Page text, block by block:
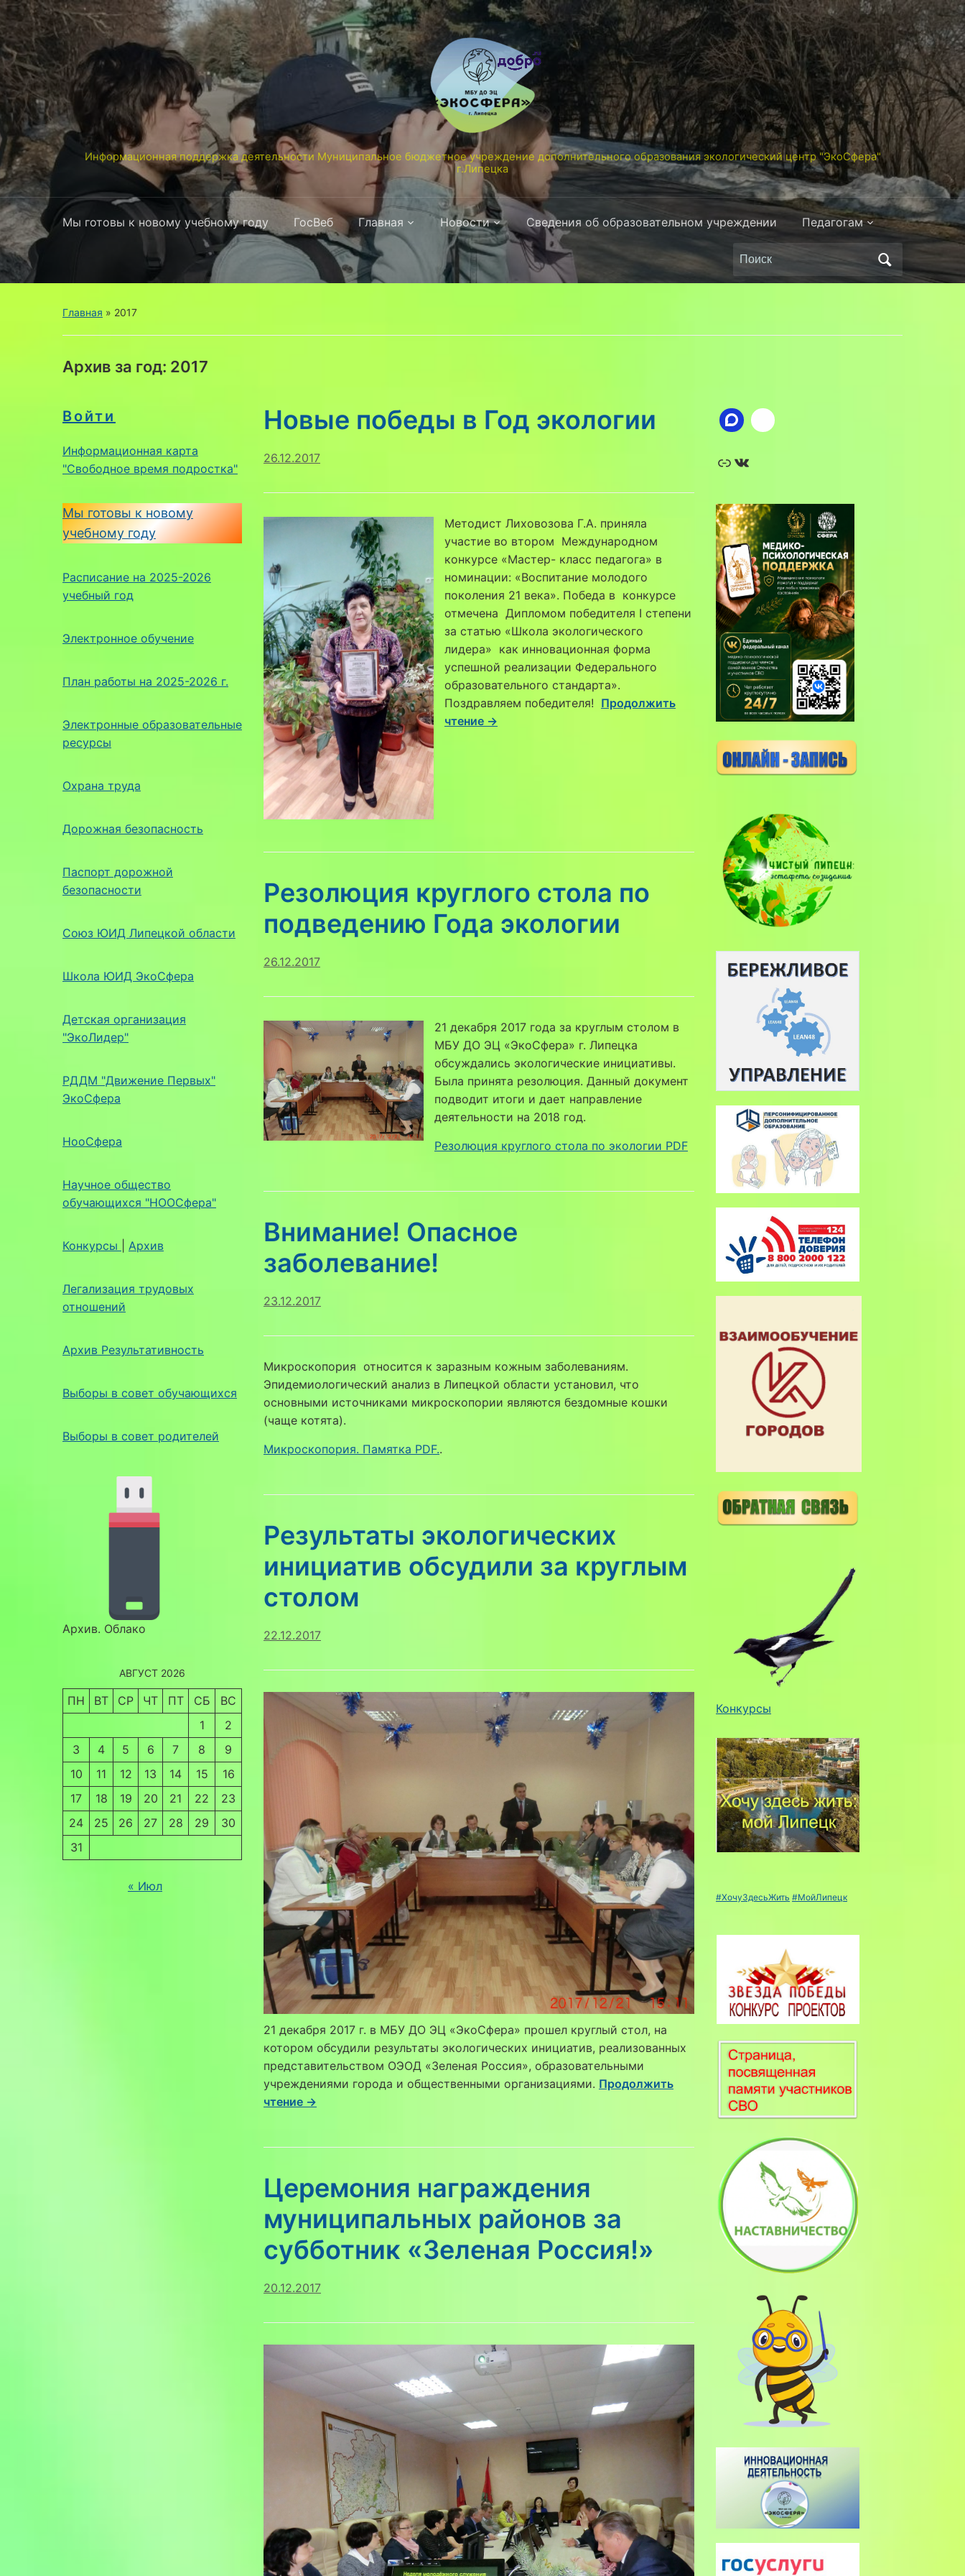
Информационная поддержка деятельности Муниципальное бюджетное учреждение дополнительного образования экологический центр "ЭкоСфера"
г.Липецка
Мы готовы к новому учебному году ГосВеб Главная Новости Сведения об образовательном учреждении Педагогам
Поиск
по:
Главная » 2017
Архив за год: 2017
Войти
Информационная карта
"Свободное время подростка"
Мы готовы к новому
учебному году
Расписание на 2025-2026
учебный год
Электронное обучение
План работы на 2025-2026 г.
Электронные образовательные
ресурсы
Охрана труда
Дорожная безопасность
Паспорт дорожной
безопасности
Союз ЮИД Липецкой области
Школа ЮИД ЭкоСфера
Детская организация
"ЭкоЛидер"
РДДМ "Движение Первых"
ЭкоСфера
НооСфера
Научное общество
обучающихся "НООСфера"
Конкурсы Архив
Легализация трудовых
отношений
Архив Результативность
Выборы в совет обучающихся
Выборы в совет родителей
Архив. Облако
АВГУСТ 2026
ПН ВТ СР ЧТ ПТ СБ
ВС
1
2
3
4 5 6 7 8
9
10
11 12 13 14 15
16
17
18 19 20 21 22
23
24
25 26 27 28 29
30
31
« Июл
Новые победы в Год экологии
26.12.2017
Методист Лиховозова Г.А. приняла
участие во втором Международном
конкурсе «Мастер- класс педагога» в
номинации: «Воспитание молодого
поколения 21 века». Победа в конкурсе
отмечена Дипломом победителя I степени
за статью «Школа экологического
лидера» как инновационная форма
успешной реализации Федерального
образовательного стандарта».
Поздравляем победителя! Продолжить
чтение →
Резолюция круглого стола по
подведению Года экологии
26.12.2017
21 декабря 2017 года за круглым столом в
МБУ ДО ЭЦ «ЭкоСфера» г. Липецка
обсуждались экологические инициативы.
Была принята резолюция. Данный документ
подводит итоги и дает направление
деятельности на 2018 год.
Резолюция круглого стола по экологии PDF
Внимание! Опасное
заболевание!
23.12.2017
Микроскопория относится к заразным кожным заболеваниям.
Эпидемиологический анализ в Липецкой области установил, что
основными источниками микроскопории являются бездомные кошки
(чаще котята).
Микроскопория. Памятка PDF..
Результаты экологических
инициатив обсудили за круглым
столом
22.12.2017
21 декабря 2017 г. в МБУ ДО ЭЦ «ЭкоСфера» прошел круглый стол, на
котором обсудили результаты экологических инициатив, реализованных
представительством ОЭОД «Зеленая Россия», образовательными
учреждениями города и общественными организациями. Продолжить
чтение →
Церемония награждения
муниципальных районов за
субботник «Зеленая Россия!»
20.12.2017
Ссылка
Конкурсы
#ХочуЗдесьЖить #МойЛипецк